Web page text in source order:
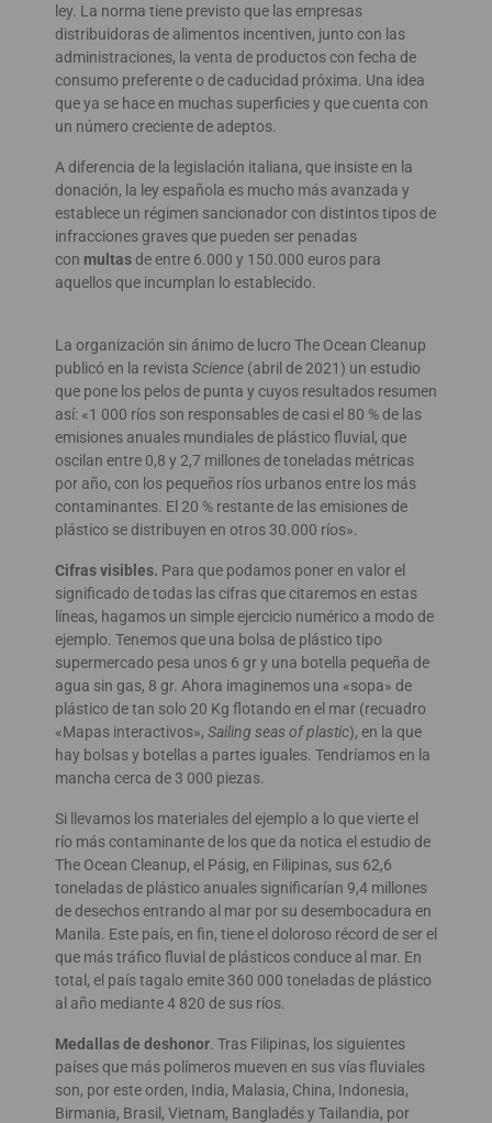
ley. La norma tiene previsto que las empresas
distribuidoras de alimentos incentiven, junto con las
administraciones, la venta de productos con fecha de
consumo preferente o de caducidad próxima. Una idea
que ya se hace en muchas superficies y que cuenta con
un número creciente de adeptos.
A diferencia de la legislación italiana, que insiste en la
donación, la ley española es mucho más avanzada y
establece un régimen sancionador con distintos tipos de
infracciones graves que pueden ser penadas
con multas de entre 6.000 y 150.000 euros para
aquellos que incumplan lo establecido.
La organización sin ánimo de lucro The Ocean Cleanup
publicó en la revista Science (abril de 2021) un estudio
que pone los pelos de punta y cuyos resultados resumen
así: «1 000 ríos son responsables de casi el 80 % de las
emisiones anuales mundiales de plástico fluvial, que
oscilan entre 0,8 y 2,7 millones de toneladas métricas
por año, con los pequeños ríos urbanos entre los más
contaminantes. El 20 % restante de las emisiones de
plástico se distribuyen en otros 30.000 ríos».
Cifras visibles. Para que podamos poner en valor el
significado de todas las cifras que citaremos en estas
líneas, hagamos un simple ejercicio numérico a modo de
ejemplo. Tenemos que una bolsa de plástico tipo
supermercado pesa unos 6 gr y una botella pequeña de
agua sin gas, 8 gr. Ahora imaginemos una «sopa» de
plástico de tan solo 20 Kg flotando en el mar (recuadro
«Mapas interactivos», Sailing seas of plastic), en la que
hay bolsas y botellas a partes iguales. Tendríamos en la
mancha cerca de 3 000 piezas.
Si llevamos los materiales del ejemplo a lo que vierte el
río más contaminante de los que da notica el estudio de
The Ocean Cleanup, el Pásig, en Filipinas, sus 62,6
toneladas de plástico anuales significarían 9,4 millones
de desechos entrando al mar por su desembocadura en
Manila. Este país, en fin, tiene el doloroso récord de ser el
que más tráfico fluvial de plásticos conduce al mar. En
total, el país tagalo emite 360 000 toneladas de plástico
al año mediante 4 820 de sus ríos.
Medallas de deshonor. Tras Filipinas, los siguientes
países que más polímeros mueven en sus vías fluviales
son, por este orden, India, Malasia, China, Indonesia,
Birmania, Brasil, Vietnam, Bangladés y Tailandia, por